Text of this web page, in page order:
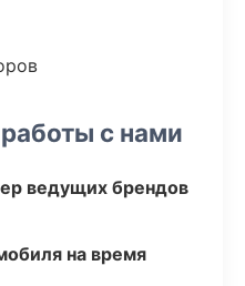
с нами
ведущих брендов
на время